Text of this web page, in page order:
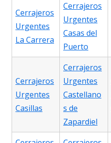
Cerrajeros
Urgentes
La Carrera
Cerrajeros
Urgentes
Casas del
Puerto
Cerrajeros
Urgentes
Casillas
Cerrajeros
Urgentes
Castellano
s de
Zapardiel